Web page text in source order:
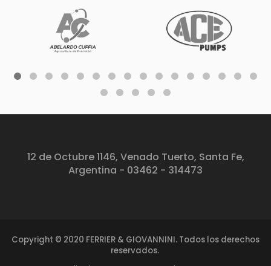
12 de Octubre 1146, Venado Tuerto, Santa Fe,
Argentina - 03462 - 314473
Copyright © 2020 FERRIER & GIOVANNINI. Todos los derechos
reservados.